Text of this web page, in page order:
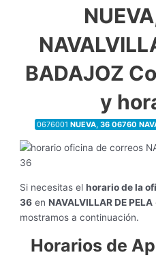
BADAJOZ
y
0676001NUEVA, 36 06760
Si necesitas elhorario de la
36 enNAVALVILLAR DE PELA
mostramos a continuación.
Horarios de